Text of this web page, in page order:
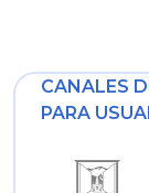
CANALES
PARA